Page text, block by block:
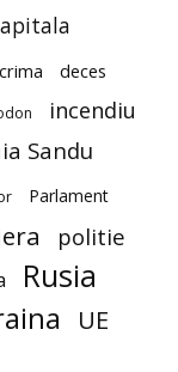
crima deces
incendiu
Sandu
Parlament
politie
Rusia
UE